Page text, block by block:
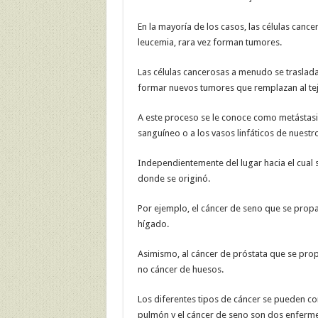
En la mayoría de los casos, las células
leucemia, rara vez forman tumores.
Las células cancerosas a menudo se
formar nuevos tumores que remplazan al
A este proceso se le conoce como
sanguíneo o a los vasos linfáticos de
Independientemente del lugar hacia el
donde se originó.
Por ejemplo, el cáncer de seno que se
hígado.
Asimismo, al cáncer de próstata que se
no cáncer de huesos.
Los diferentes tipos de cáncer se pueden
pulmón y el cáncer de seno son dos